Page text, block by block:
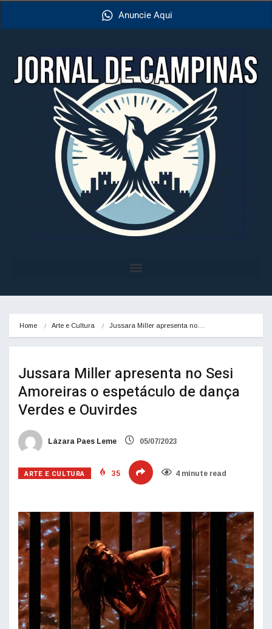
Anuncie Aqui
Home Arte e Cultura Jussara Miller apresenta no…
Jussara Miller apresenta no Sesi
Amoreiras o espetáculo de dança
Verdes e Ouvirdes
Lázara Paes Leme 05/07/2023
ARTE E CULTURA 35 4 minute read